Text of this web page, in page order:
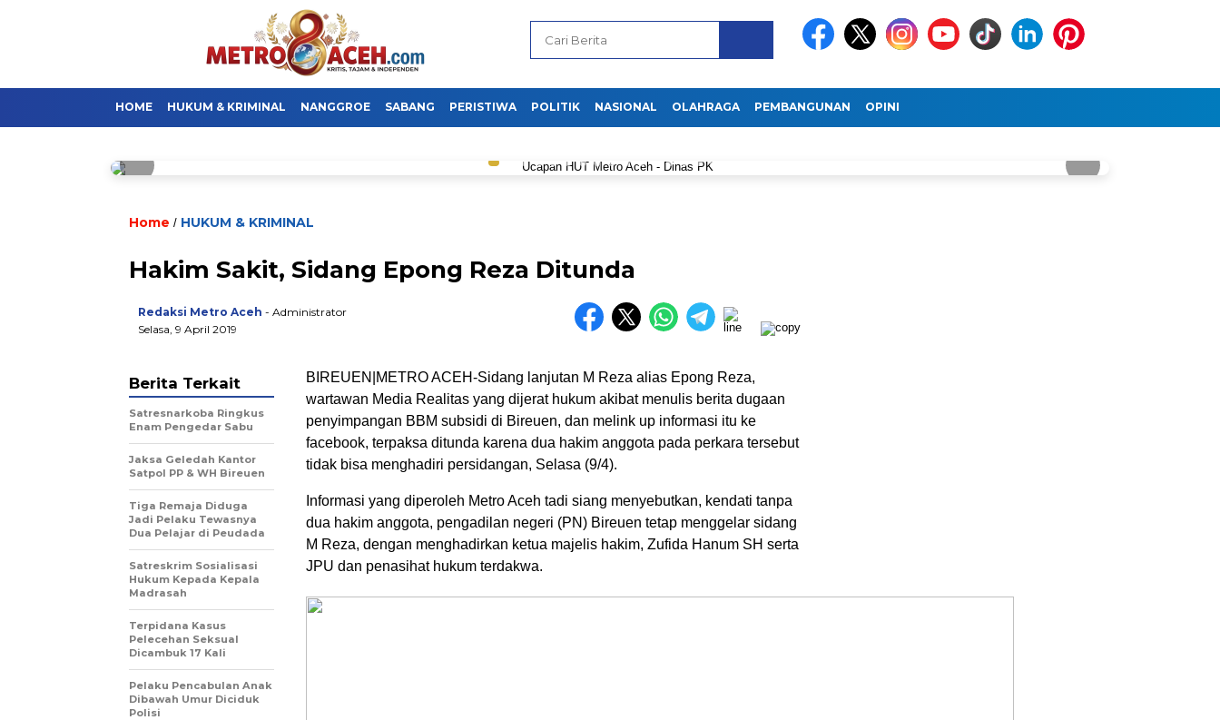
HOME HUKUM & KRIMINAL NANGGROE SABANG PERISTIWA POLITIK NASIONAL OLAHRAGA PEMBANGUNAN OPINI
Home / HUKUM & KRIMINAL
Hakim Sakit, Sidang Epong Reza Ditunda
Redaksi Metro Aceh - Administrator
Selasa, 9 April 2019
BIREUEN|METRO ACEH-Sidang lanjutan M Reza alias Epong Reza,
wartawan Media Realitas yang dijerat hukum akibat menulis berita dugaan
penyimpangan BBM subsidi di Bireuen, dan melink up informasi itu ke
facebook, terpaksa ditunda karena dua hakim anggota pada perkara tersebut
tidak bisa menghadiri persidangan, Selasa (9/4).
Informasi yang diperoleh Metro Aceh tadi siang menyebutkan, kendati tanpa
dua hakim anggota, pengadilan negeri (PN) Bireuen tetap menggelar sidang
M Reza, dengan menghadirkan ketua majelis hakim, Zufida Hanum SH serta
JPU dan penasihat hukum terdakwa.
Berita Terkait
Satresnarkoba Ringkus
Enam Pengedar Sabu
Jaksa Geledah Kantor
Satpol PP & WH Bireuen
Tiga Remaja Diduga
Jadi Pelaku Tewasnya
Dua Pelajar di Peudada
Satreskrim Sosialisasi
Hukum Kepada Kepala
Madrasah
Terpidana Kasus
Pelecehan Seksual
Dicambuk 17 Kali
Pelaku Pencabulan Anak
Dibawah Umur Diciduk
Polisi